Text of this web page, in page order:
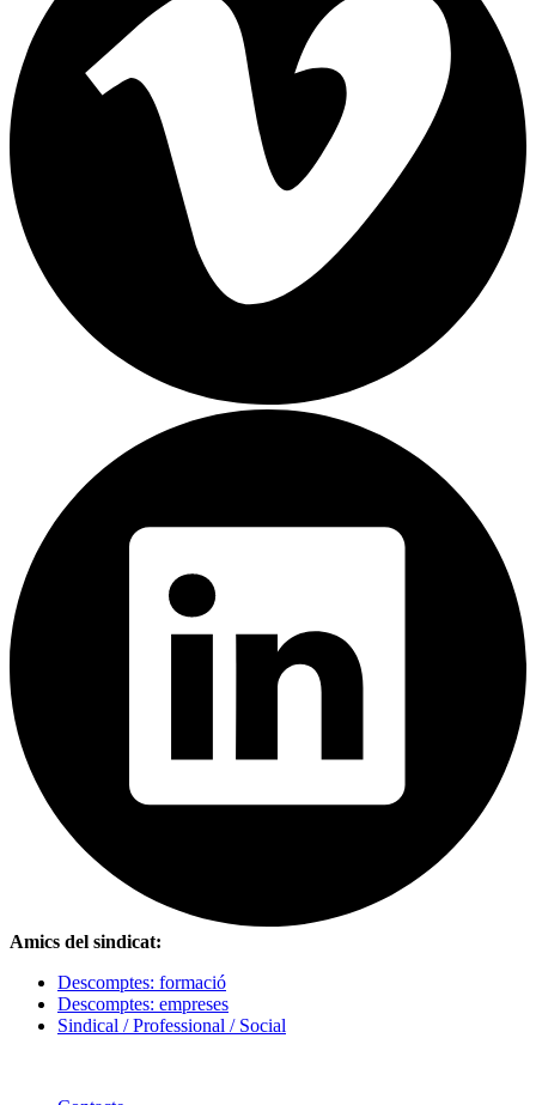
Amics del sindicat:
Descomptes: formació
Descomptes: empreses
Sindical / Professional / Social